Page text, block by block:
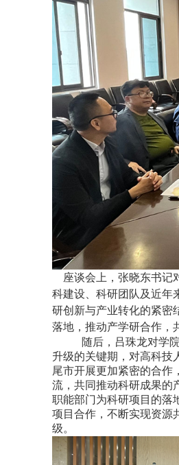
座谈会上，张晓东书记
科建设、科研团队及近年
研创新与产业转化的紧密
落地，推动产学研合作，
随后，吕珠龙对学
升级的关键期，对高科技
尾市开展更加紧密的合作
流，共同推动科研成果的
职能部门为科研项目的落
项目合作，不断实现资源
级。